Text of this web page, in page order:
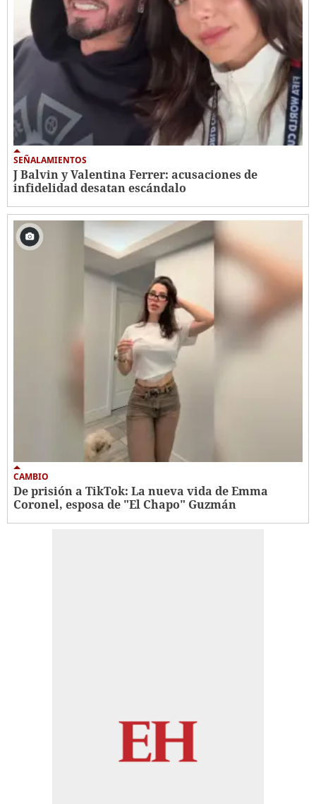
SEÑALAMIENTOS
J Balvin y Valentina Ferrer: acusaciones de
infidelidad desatan escándalo
CAMBIO
De prisión a TikTok: La nueva vida de Emma
Coronel, esposa de "El Chapo" Guzmán